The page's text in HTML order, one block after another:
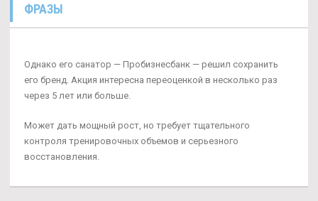
ФРАЗЫ
Однако его санатор — Пробизнесбанк — решил сохранить
его бренд. Акция интересна переоценкой в несколько раз
через 5 лет или больше.
Может дать мощный рост, но требует тщательного
контроля тренировочных объемов и серьезного
восстановления.